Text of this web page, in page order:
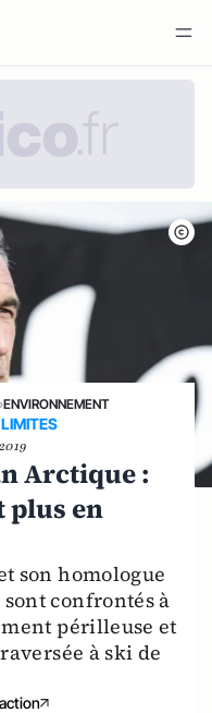
ENVIRONNEMENT
Arctique :
plus en
son homologue
confrontés à
périlleuse et
à ski de